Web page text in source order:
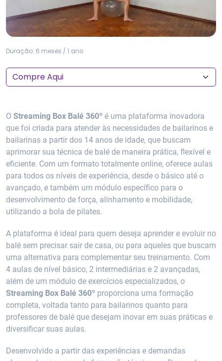
Duração: 6 meses / 1 ano
O Streaming Box Balé 360º é uma plataforma inovadora
que foi criada para atender às necessidades de bailarinos e
bailarinas a partir dos 14 anos de idade, que buscam
aprimorar sua técnica de balé de maneira prática, flexível e
eficiente. Com um formato totalmente online, oferece aulas
para todos os níveis de experiência, desde o básico até o
avançado, e também um módulo específico para o
desenvolvimento de força, alinhamento e mobilidade,
utilizando a bola de pilates.
A plataforma é ideal para quem deseja aprender e evoluir no
balé sem precisar sair de casa, ou para aqueles que buscam
uma alternativa para complementar seu treinamento. Com
4 aulas de nível básico, 2 intermediárias e 2 avançadas,
além de um módulo de exercícios especializados, o
Streaming Box Balé 360º proporciona uma formação
completa, voltada tanto para bailarinos quanto para
professores de balé que desejam inovar em suas práticas e
diversificar suas aulas.
Desenvolvido a partir das experiências e demandas